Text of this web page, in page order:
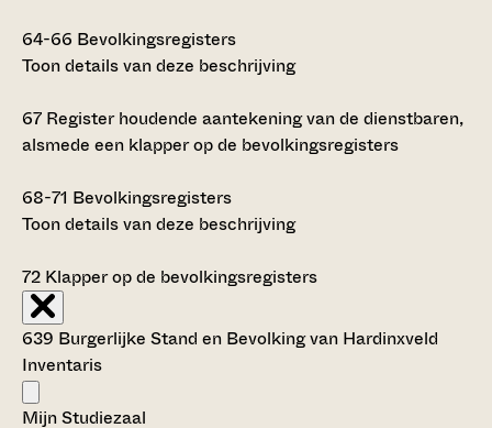
64-66 Bevolkingsregisters
Toon details van deze beschrijving
67 Register houdende aantekening van de dienstbaren,
alsmede een klapper op de bevolkingsregisters
68-71 Bevolkingsregisters
Toon details van deze beschrijving
72 Klapper op de bevolkingsregisters
639 Burgerlijke Stand en Bevolking van Hardinxveld
Inventaris
Mijn Studiezaal